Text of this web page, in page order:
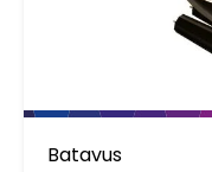
Batavus